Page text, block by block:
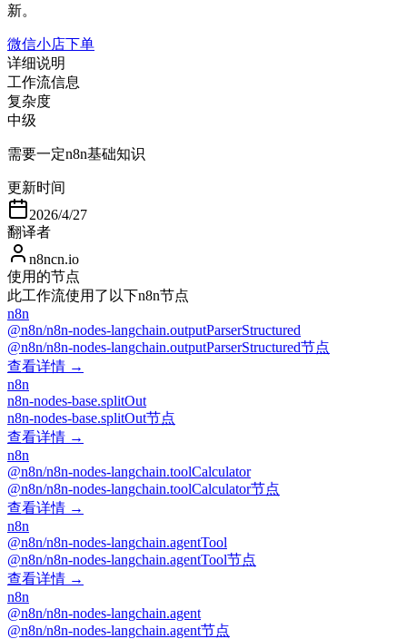
新。
微信小店下单
详细说明
工作流信息
复杂度
中级
需要一定n8n基础知识
更新时间
2026/4/27
翻译者
n8ncn.io
使用的节点
此工作流使用了以下n8n节点
n8n
@n8n/n8n-nodes-langchain.outputParserStructured
@n8n/n8n-nodes-langchain.outputParserStructured节点
查看详情 →
n8n
n8n-nodes-base.splitOut
n8n-nodes-base.splitOut节点
查看详情 →
n8n
@n8n/n8n-nodes-langchain.toolCalculator
@n8n/n8n-nodes-langchain.toolCalculator节点
查看详情 →
n8n
@n8n/n8n-nodes-langchain.agentTool
@n8n/n8n-nodes-langchain.agentTool节点
查看详情 →
n8n
@n8n/n8n-nodes-langchain.agent
@n8n/n8n-nodes-langchain.agent节点